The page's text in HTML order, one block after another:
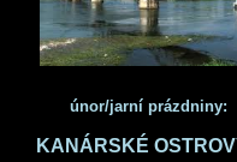
únor/jarní prázdniny:
KANÁRSKÉ